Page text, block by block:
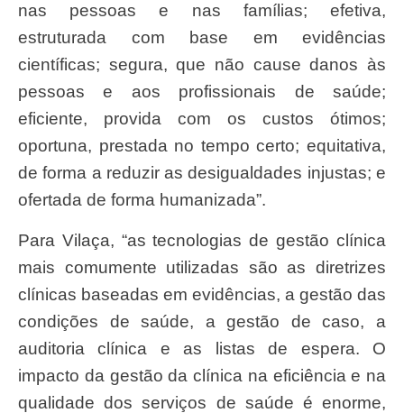
nas pessoas e nas famílias; efetiva,
estruturada com base em evidências
científicas; segura, que não cause danos às
pessoas e aos profissionais de saúde;
eficiente, provida com os custos ótimos;
oportuna, prestada no tempo certo; equitativa,
de forma a reduzir as desigualdades injustas; e
ofertada de forma humanizada”.
Para Vilaça, “as tecnologias de gestão clínica
mais comumente utilizadas são as diretrizes
clínicas baseadas em evidências, a gestão das
condições de saúde, a gestão de caso, a
auditoria clínica e as listas de espera. O
impacto da gestão da clínica na eficiência e na
qualidade dos serviços de saúde é enorme,